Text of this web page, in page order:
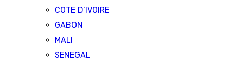
COTE D’IVOIRE
GABON
MALI
SENEGAL